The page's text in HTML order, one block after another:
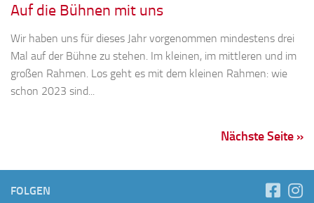
Auf die Bühnen mit uns
Wir haben uns für dieses Jahr vorgenommen mindestens drei
Mal auf der Bühne zu stehen. Im kleinen, im mittleren und im
großen Rahmen. Los geht es mit dem kleinen Rahmen: wie
schon 2023 sind...
Nächste Seite »
FOLGEN